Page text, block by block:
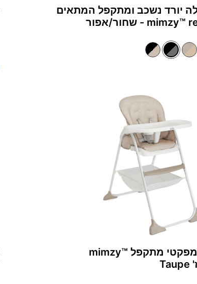
יורד נשכב ומתקפל המתאים
מלידה mimzy™‎ recline - שחור/אפור
כסא אוכל קומפקטי מתקפל mimzy™‎